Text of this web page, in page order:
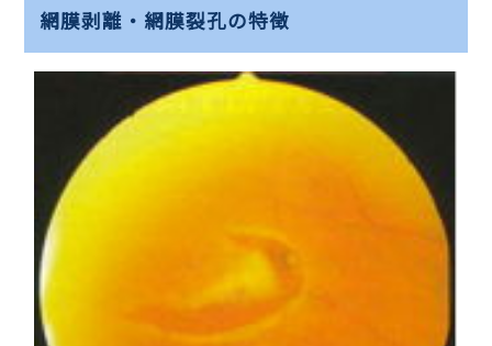
網膜剥離・網膜裂孔の特徴